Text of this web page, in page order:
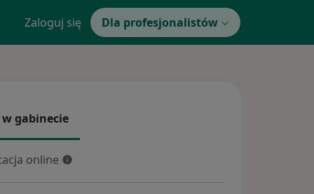
Zaloguj się Dla profesjonalistów
gabinecie
gabinecie
online
online